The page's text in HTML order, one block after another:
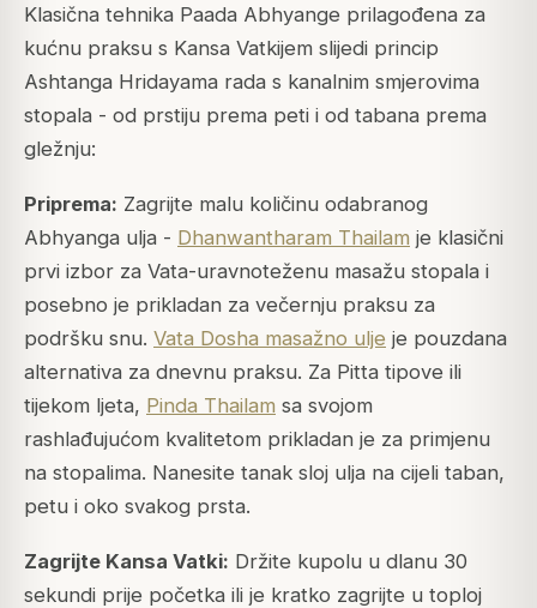
Klasična tehnika Paada Abhyange prilagođena za
kućnu praksu s Kansa Vatkijem slijedi princip
Ashtanga Hridayama rada s kanalnim smjerovima
stopala - od prstiju prema peti i od tabana prema
gležnju:
Priprema: Zagrijte malu količinu odabranog
Abhyanga ulja - Dhanwantharam Thailam je klasični
prvi izbor za Vata-uravnoteženu masažu stopala i
posebno je prikladan za večernju praksu za
podršku snu. Vata Dosha masažno ulje je pouzdana
alternativa za dnevnu praksu. Za Pitta tipove ili
tijekom ljeta, Pinda Thailam sa svojom
rashlađujućom kvalitetom prikladan je za primjenu
na stopalima. Nanesite tanak sloj ulja na cijeli taban,
petu i oko svakog prsta.
Zagrijte Kansa Vatki: Držite kupolu u dlanu 30
sekundi prije početka ili je kratko zagrijte u toploj